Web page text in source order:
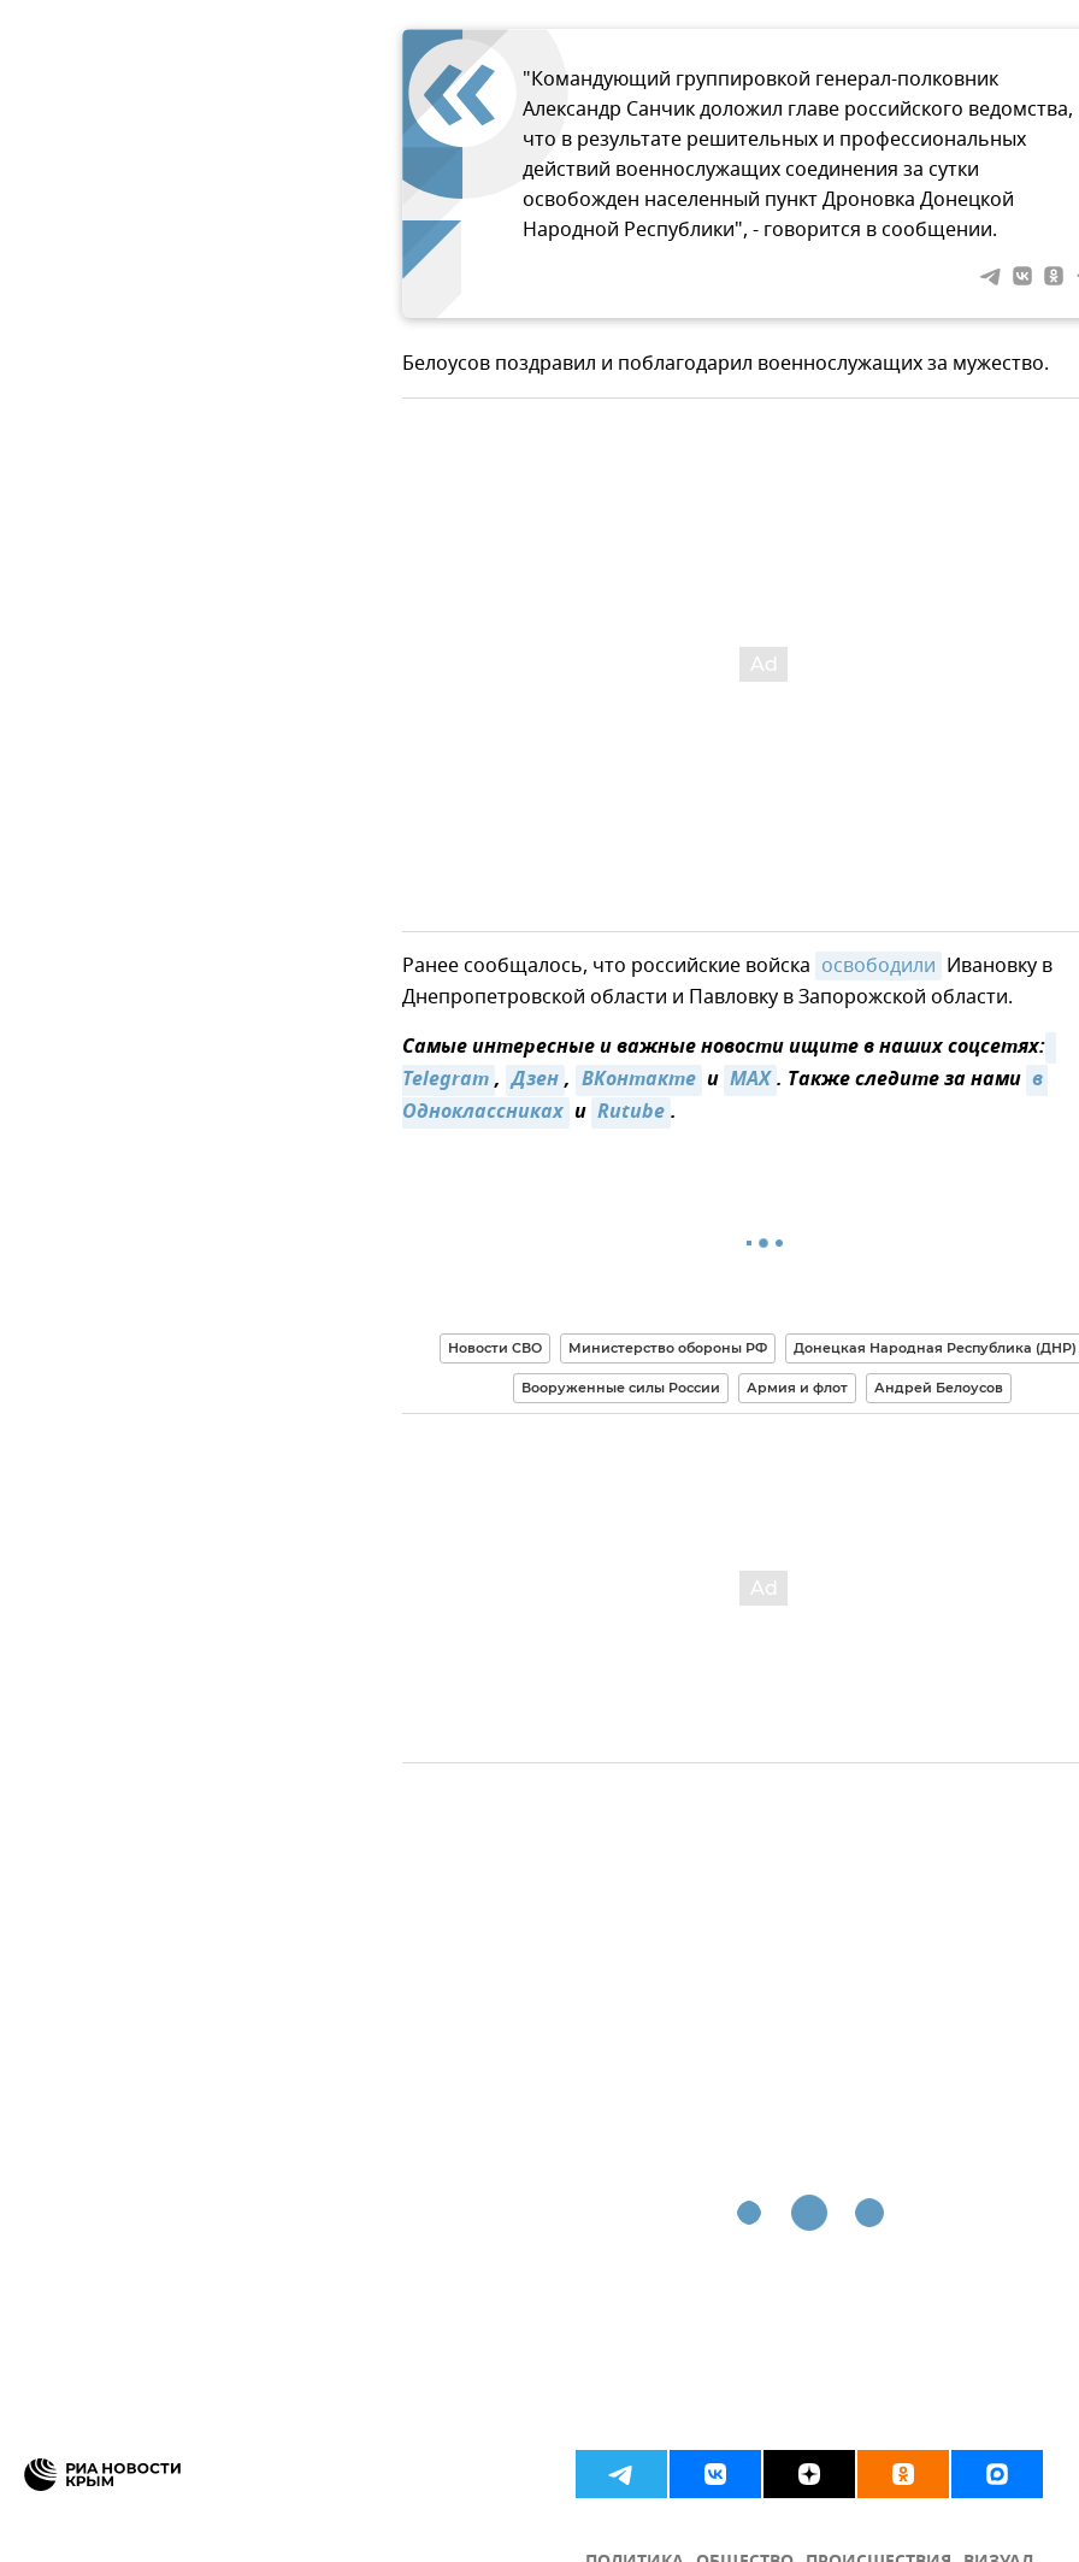
"Командующий группировкой генерал-полковник
Александр Санчик доложил главе российского ведомства,
что в результате решительных и профессиональных
действий военнослужащих соединения за сутки
освобожден населенный пункт Дроновка Донецкой
Народной Республики", - говорится в сообщении.
Белоусов поздравил и поблагодарил военнослужащих за мужество.
Ранее сообщалось, что российские войска освободили Ивановку в
Днепропетровской области и Павловку в Запорожской области.
Самые интересные и важные новости ищите в наших соцсетях:
Telegram, Дзен, ВКонтакте и MAX. Также следите за нами в
Одноклассниках и Rutube.
Новости СВО Министерство обороны РФ Донецкая Народная Республика (ДНР)
Вооруженные силы России Армия и флот Андрей Белоусов